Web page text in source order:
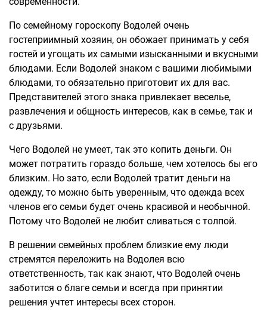
По семейному гороскопу Водолей очень
гостеприимный хозяин, он обожает принимать у себя
гостей и угощать их самыми изысканными и вкусными
блюдами. Если Водолей знаком с вашими любимыми
блюдами, то обязательно приготовит их для вас.
Представителей этого знака привлекает веселье,
развлечения и общность интересов, как в семье, так и
с друзьями.
Чего Водолей не умеет, так это копить деньги. Он
может потратить гораздо больше, чем хотелось бы его
близким. Но зато, если Водолей тратит деньги на
одежду, то можно быть уверенным, что одежда всех
членов его семьи будет очень красивой и необычной.
Потому что Водолей не любит сливаться с толпой.
В решении семейных проблем близкие ему люди
стремятся переложить на Водолея всю
ответственность, так как знают, что Водолей очень
заботится о благе семьи и всегда при принятии
решения учтет интересы всех сторон.